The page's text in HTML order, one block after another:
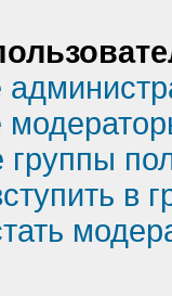
группы
в